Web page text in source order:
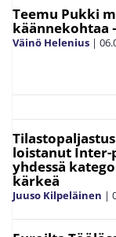
Teemu Pukki
käännekohtaa
Väinö Helenius |
loistanut Inter-
yhdessä
kärkeä
Juuso Kilpeläinen |